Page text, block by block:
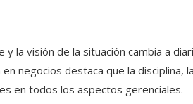
la visión de la situación cambia a
negocios destaca que la disciplina, la
en todos los aspectos gerenciales.